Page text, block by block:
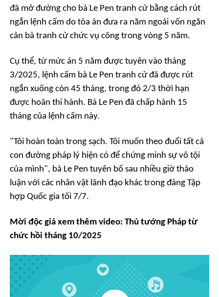
đã mở đường cho bà Le Pen tranh cử bằng cách rút
ngắn lệnh cấm do tòa án đưa ra năm ngoái vốn ngăn
cản bà tranh cử chức vụ công trong vòng 5 năm.
Cụ thể, từ mức án 5 năm được tuyên vào tháng
3/2025, lệnh cấm bà Le Pen tranh cử đã được rút
ngắn xuống còn 45 tháng, trong đó 2/3 thời hạn
được hoãn thi hành. Bà Le Pen đã chấp hành 15
tháng của lệnh cấm này.
"Tôi hoàn toàn trong sạch. Tôi muốn theo đuổi tất cả
con đường pháp lý hiện có để chứng minh sự vô tội
của mình", bà Le Pen tuyên bố sau nhiều giờ thảo
luận với các nhân vật lãnh đạo khác trong đảng Tập
hợp Quốc gia tối 7/7.
Mời độc giả xem thêm video: Thủ tướng Pháp từ
chức hồi tháng 10/2025